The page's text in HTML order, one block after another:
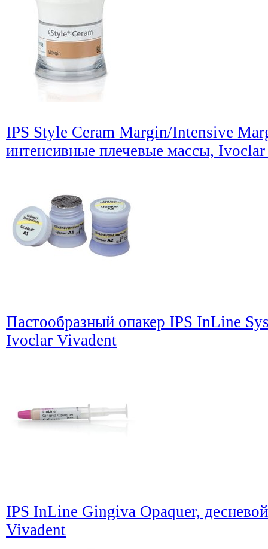
IPS Style Ceram Margin/Intensive
интенсивные плечевые массы,
Пастообразный опакер IPS InLine
Ivoclar Vivadent
IPS InLine Gingiva Opaquer,
Vivadent